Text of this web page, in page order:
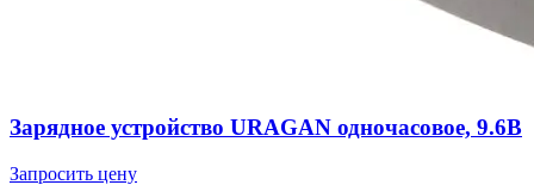
Зарядное устройство URAGAN одночасовое, 9.6В
Запросить цену